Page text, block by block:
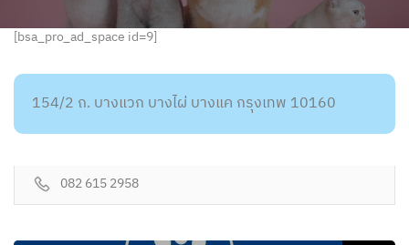
[bsa_pro_ad_space id=9]
154/2 ถ. บางแวก บางไผ่ บางแค กรุงเทพ 10160
082 615 2958